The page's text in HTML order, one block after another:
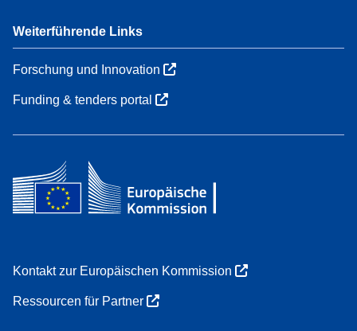
Weiterführende Links
Forschung und Innovation
Funding & tenders portal
Kontakt zur Europäischen Kommission
Ressourcen für Partner